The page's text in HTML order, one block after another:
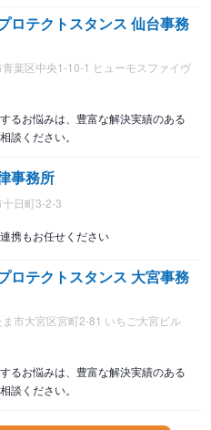
ロテクトスタンス 仙台事務
葉区中央1-10-1 ヒューモスファイヴ
るお悩みは、豊富な解決実績のある
談ください。
事務所
日町3-2-3
携もお任せください
ロテクトスタンス 大宮事務
市大宮区宮町2-81 いちご大宮ビル
るお悩みは、豊富な解決実績のある
談ください。